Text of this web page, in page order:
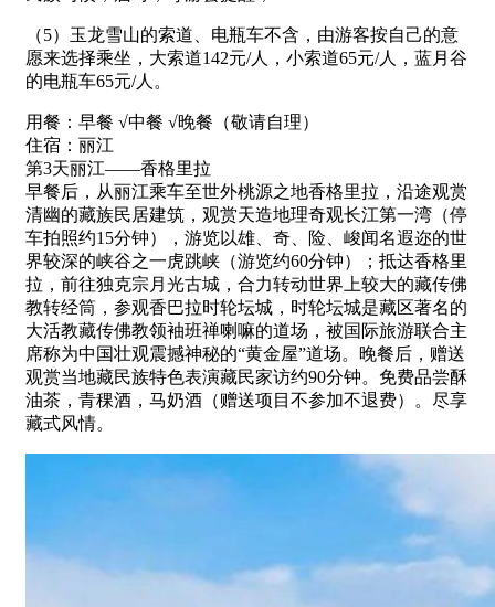
（5）玉龙雪山的索道、电瓶车不含，由游客按自己的意
愿来选择乘坐，大索道142元/人，小索道65元/人，蓝月谷
的电瓶车65元/人。
用餐：早餐 √中餐 √晚餐（敬请自理）
住宿：丽江
第3天丽江——香格里拉
早餐后，从丽江乘车至世外桃源之地香格里拉，沿途观赏
清幽的藏族民居建筑，观赏天造地理奇观长江第一湾（停
车拍照约15分钟），游览以雄、奇、险、峻闻名遐迩的世
界较深的峡谷之一虎跳峡（游览约60分钟）；抵达香格里
拉，前往独克宗月光古城，合力转动世界上较大的藏传佛
教转经筒，参观香巴拉时轮坛城，时轮坛城是藏区著名的
大活教藏传佛教领袖班禅喇嘛的道场，被国际旅游联合主
席称为中国壮观震撼神秘的“黄金屋”道场。晚餐后，赠送
观赏当地藏民族特色表演藏民家访约90分钟。免费品尝酥
油茶，青稞酒，马奶酒（赠送项目不参加不退费）。尽享
藏式风情。